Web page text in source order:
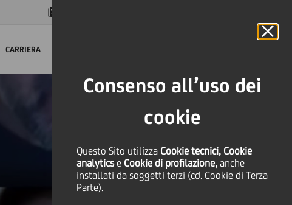
CARRIERA
Consenso all’uso dei
cookie
Questo Sito utilizza Cookie tecnici, Cookie
analyticse Cookie di profilazione, anche
installati da soggetti terzi (cd. Cookie di Terza
Parte).